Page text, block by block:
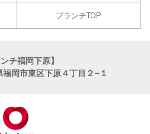
ブランチTOP
ンチ福岡下原】
福岡市東区下原４丁目２−１